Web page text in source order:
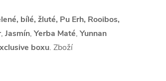
bílé, žluté, Pu Erh, Rooibos,
, Jasmín,Yerba Maté,Yunnan
boxu. Zboží